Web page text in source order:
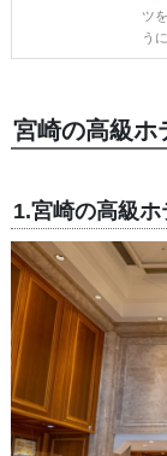
ツ
う
宮崎の高級ホ
1.宮崎の高級